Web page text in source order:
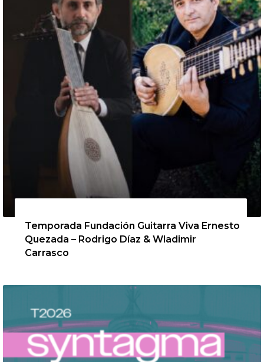
Temporada Fundación Guitarra Viva Ernesto
Quezada – Rodrigo Díaz & Wladimir
Carrasco